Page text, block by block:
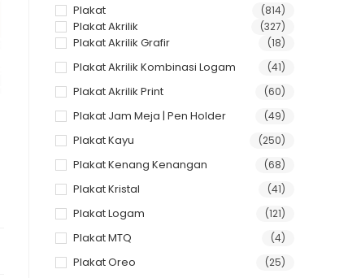
Plakat (814)
Plakat Akrilik (327)
Plakat Akrilik Grafir (18)
Plakat Akrilik Kombinasi Logam (41)
Plakat Akrilik Print (60)
Plakat Jam Meja | Pen Holder (49)
Plakat Kayu (250)
Plakat Kenang Kenangan (68)
Plakat Kristal (41)
Plakat Logam (121)
Plakat MTQ (4)
Plakat Oreo (25)